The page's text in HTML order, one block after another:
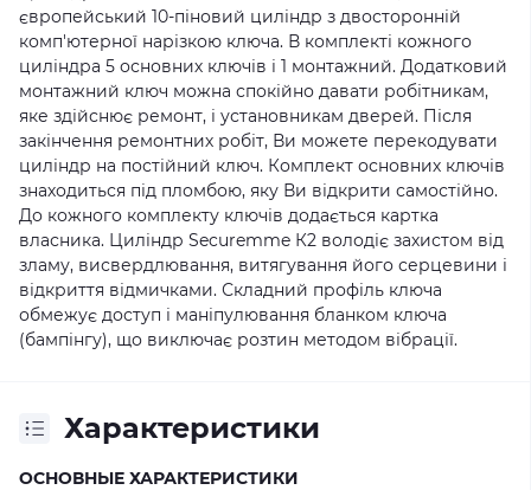
європейський 10-піновий циліндр з двосторонній
комп'ютерної нарізкою ключа. В комплекті кожного
циліндра 5 основних ключів і 1 монтажний. Додатковий
монтажний ключ можна спокійно давати робітникам,
яке здійснює ремонт, і установникам дверей. Після
закінчення ремонтних робіт, Ви можете перекодувати
циліндр на постійний ключ. Комплект основних ключів
знаходиться під пломбою, яку Ви відкрити самостійно.
До кожного комплекту ключів додається картка
власника. Циліндр Securemme К2 володіє захистом від
зламу, висвердлювання, витягування його серцевини і
відкриття відмичками. Складний профіль ключа
обмежує доступ і маніпулювання бланком ключа
(бампінгу), що виключає розтин методом вібрації.
Характеристики
ОСНОВНЫЕ ХАРАКТЕРИСТИКИ